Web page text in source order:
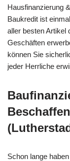
Hausfinanzierung
Baukredit ist
aller besten Artikel
Geschäften
können Sie
jeder Herrliche
Schon lange